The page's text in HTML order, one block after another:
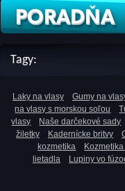
Tagy:
Laky na vlasy Gumy na
na vlasy s morskou soľou
vlasy
Naše darčekové sady
žiletky
Kadernícke britvy
kozmetika
lietadla
Lupiny vo